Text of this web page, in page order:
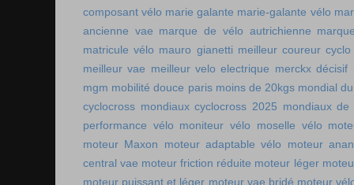
composant vélo marie galante marie-galante vélo
ancienne vae marque de vélo autrichienne
matricule vélo mauro gianetti meilleur coureur
meilleur vae meilleur velo electrique merckx décisif
mgm mobilité douce paris moins de 20kgs mondial
cyclocross mondiaux cyclocross 2025 mondiaux de
performance vélo moniteur vélo moselle vélo
moteur Maxon
moteur adaptable vélo
moteur
central vae moteur friction réduite moteur léger
moteur puissant et léger moteur vae bridé moteur